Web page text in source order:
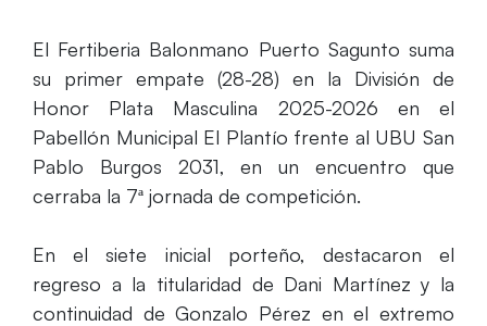
El Fertiberia Balonmano Puerto Sagunto suma
su primer empate (28-28) en la División de
Honor Plata Masculina 2025-2026 en el
Pabellón Municipal El Plantío frente al UBU San
Pablo Burgos 2031, en un encuentro que
cerraba la 7ª jornada de competición.
En el siete inicial porteño, destacaron el
regreso a la titularidad de Dani Martínez y la
continuidad de Gonzalo Pérez en el extremo